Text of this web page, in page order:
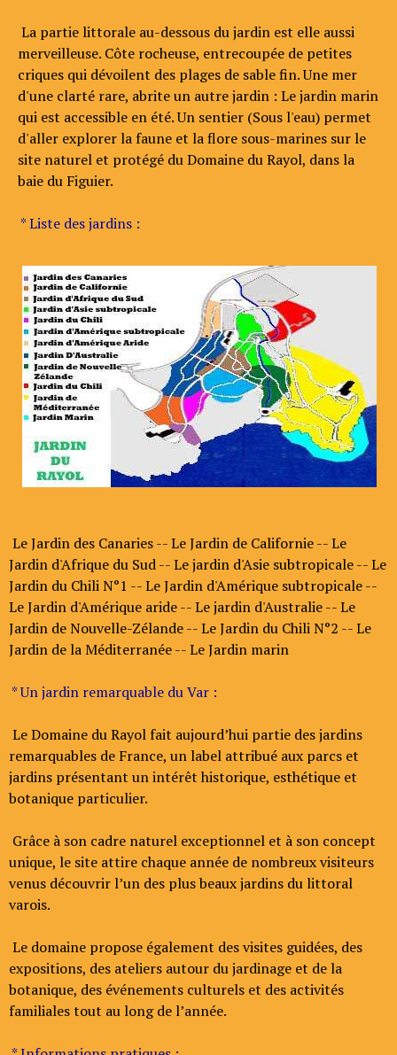
La partie littorale au-dessous du jardin est elle aussi
merveilleuse. Côte rocheuse, entrecoupée de petites
criques qui dévoilent des plages de sable fin. Une mer
d'une clarté rare, abrite un autre jardin : Le jardin marin
qui est accessible en été. Un sentier (Sous l'eau) permet
d'aller explorer la faune et la flore sous-marines sur le
site naturel et protégé du Domaine du Rayol, dans la
baie du Figuier.
* Liste des jardins :
Le Jardin des Canaries -- Le Jardin de Californie -- Le
Jardin d'Afrique du Sud -- Le jardin d'Asie subtropicale -- Le
Jardin du Chili N°1 -- Le Jardin d'Amérique subtropicale --
Le Jardin d'Amérique aride -- Le jardin d'Australie -- Le
Jardin de Nouvelle-Zélande -- Le Jardin du Chili N°2 -- Le
Jardin de la Méditerranée -- Le Jardin marin
* Un jardin remarquable du Var :
Le Domaine du Rayol fait aujourd’hui partie des jardins
remarquables de France, un label attribué aux parcs et
jardins présentant un intérêt historique, esthétique et
botanique particulier.
Grâce à son cadre naturel exceptionnel et à son concept
unique, le site attire chaque année de nombreux visiteurs
venus découvrir l’un des plus beaux jardins du littoral
varois.
Le domaine propose également des visites guidées, des
expositions, des ateliers autour du jardinage et de la
botanique, des événements culturels et des activités
familiales tout au long de l’année.